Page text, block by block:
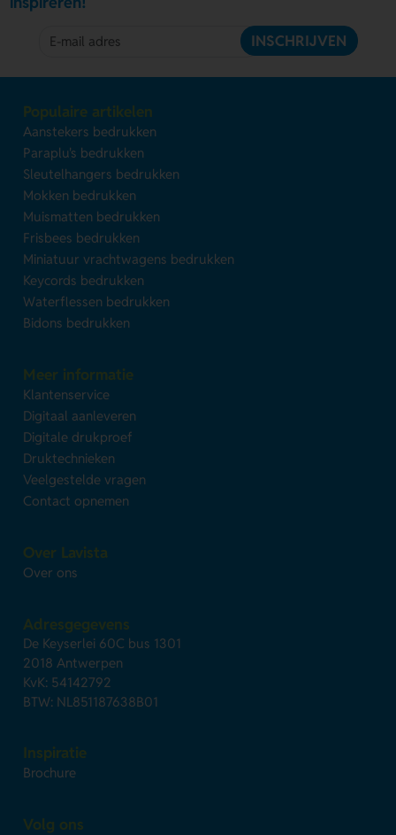
INSCHRIJVEN
Populaire artikelen
Aanstekers bedrukken
Paraplu's bedrukken
Sleutelhangers bedrukken
Mokken bedrukken
Muismatten bedrukken
Frisbees bedrukken
Miniatuur vrachtwagens bedrukken
Keycords bedrukken
Waterflessen bedrukken
Bidons bedrukken
Meer informatie
Klantenservice
Digitaal aanleveren
Digitale drukproef
Druktechnieken
Veelgestelde vragen
Contact opnemen
Over Lavista
Over ons
Adresgegevens
De Keyserlei 60C bus 1301
2018 Antwerpen
KvK: 54142792
BTW: NL851187638B01
Inspiratie
Brochure
Volg ons